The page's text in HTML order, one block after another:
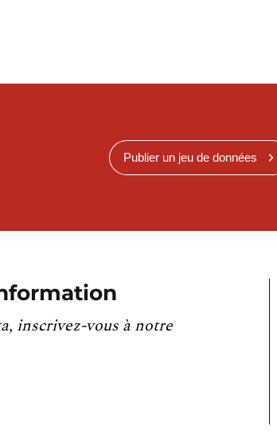
Publier un jeu de données
inscrivez-vous à notre